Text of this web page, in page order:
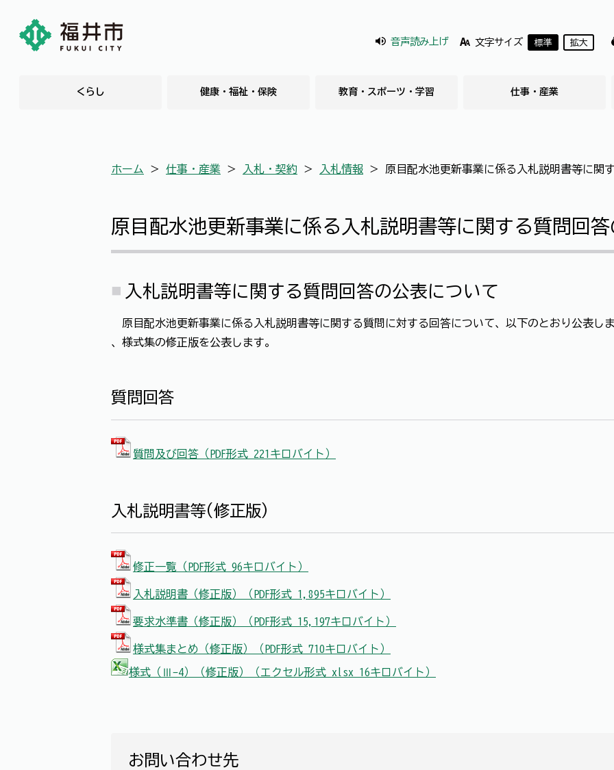
音声読み上げ 文字サイズ 標準 拡大
くらし 健康・福祉・保険 教育・スポーツ・学習 仕事・産業
ホーム ＞ 仕事・産業 ＞ 入札・契約 ＞ 入札情報 ＞ 原目配水池更新事業に係る入札説明書等に関
原目配水池更新事業に係る入札説明書等に関する質問回
入札説明書等に関する質問回答の公表について
原目配水池更新事業に係る入札説明書等に関する質問に対する回答について、以下のとおり公表し
、様式集の修正版を公表します。
質問回答
質問及び回答（PDF形式 221キロバイト）
入札説明書等(修正版)
修正一覧（PDF形式 96キロバイト）
入札説明書（修正版）（PDF形式 1,895キロバイト）
要求水準書（修正版）（PDF形式 15,197キロバイト）
様式集まとめ（修正版）（PDF形式 710キロバイト）
様式（Ⅲ-4）（修正版）（エクセル形式 xlsx 16キロバイト）
お問い合わせ先